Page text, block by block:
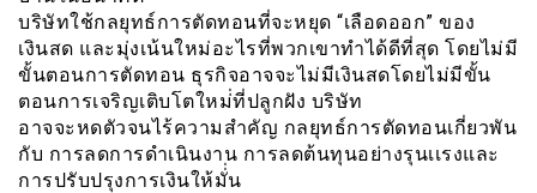
บริษัทใช้กลยุทธ์การตัดทอนที่จะหยุด “เลือดออก” ของ
เงินสด และมุ่งเน้นใหม่อะไรที่พวกเขาทำได้ดีที่สุด โดยไม่มี
ขั้นตอนการตัดทอน ธุรกิจอาจจะไม่มีเงินสดโดยไม่มีขั้น
ตอนการเจริญเติบโตใหม่่ที่ปลูกฝัง บริษัท
อาจจะหดตัวจนไร้ความสำคัญ กลยุทธ์การตัดทอนเกี่ยวพัน
กับ การลดการดำเนินงาน การลดต้นทุนอย่างรุนเเรงและ
การปรับปรุงการเงินให้มั่่น